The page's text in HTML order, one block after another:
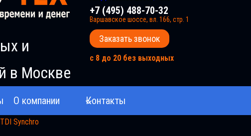
и
в Москве
+7 (495) 488-70-32
Варшавское шоссе, вл. 166, стр. 1
Заказать звонок
с 8 до 20 без выходных
О компании Контакты
Synchro